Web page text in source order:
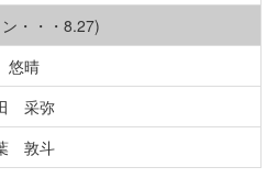
・・・8.27)
晴
采弥
敦斗